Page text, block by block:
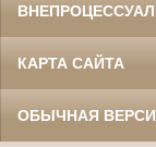
КАРТА САЙТА
ОБЫЧНАЯ